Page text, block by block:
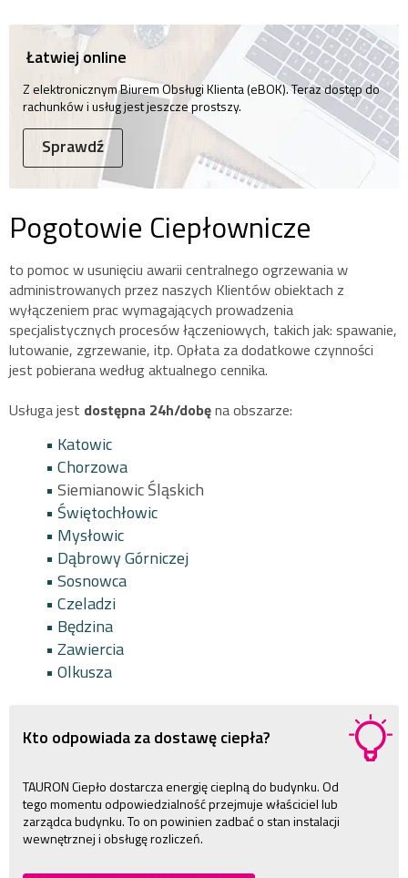
Łatwiej online
Z elektronicznym Biurem Obsługi Klienta (eBOK). Teraz dostęp do
rachunków i usług jest jeszcze prostszy.
Sprawdź
Pogotowie Ciepłownicze
to pomoc w usunięciu awarii centralnego ogrzewania w
administrowanych przez naszych Klientów obiektach z
wyłączeniem prac wymagających prowadzenia
specjalistycznych procesów łączeniowych, takich jak: spawanie,
lutowanie, zgrzewanie, itp. Opłata za dodatkowe czynności
jest pobierana według aktualnego cennika.
Usługa jest dostępna 24h/dobęna obszarze:
• Katowic
• Chorzowa
• Siemianowic Śląskich
• Świętochłowic
• Mysłowic
• Dąbrowy Górniczej
• Sosnowca
• Czeladzi
• Będzina
• Zawiercia
• Olkusza
Kto odpowiada za dostawę ciepła?
TAURON Ciepło dostarcza energię cieplną do budynku. Od
tego momentu odpowiedzialność przejmuje właściciel lub
zarządca budynku. To on powinien zadbać o stan instalacji
wewnętrznej i obsługę rozliczeń.